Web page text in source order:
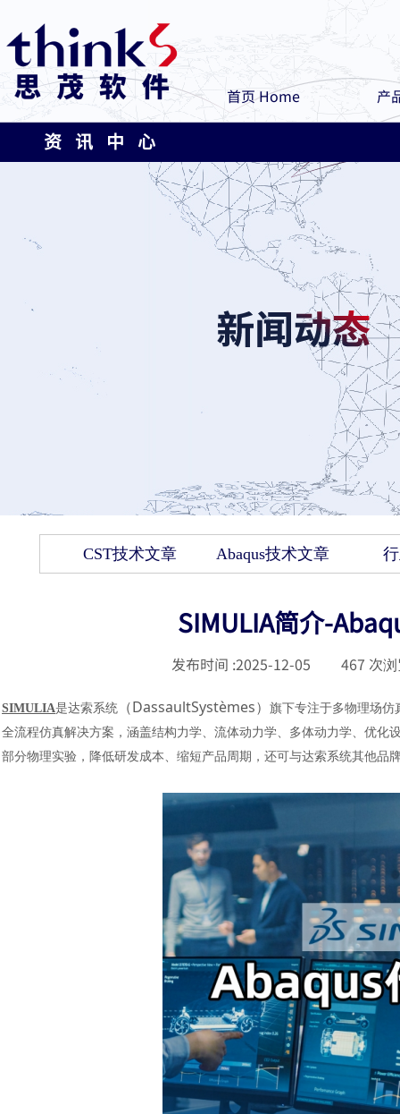
首页 Home 产
资 讯 中 心
CST技术文章 Abaqus技术文章
SIMULIA简介-
发布时间 :2025-12-05 467 次
SIMULIA是达索系统 （DassaultSystèmes）
旗下专注于多物理场仿
全流程仿真解决方案，涵盖结构力学、流体动力学、多体动力学、优
部分物理实验，降低研发成本、缩短产品周期，还可与达索系统其他品